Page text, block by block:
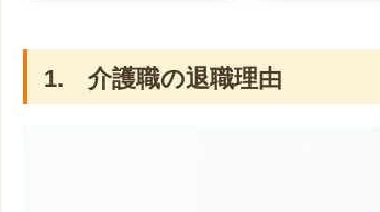
1. 介護職の退職理由